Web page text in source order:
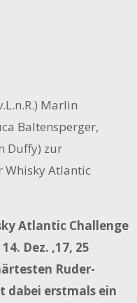
Marlin
Baltensperger,
Duffy) zur
Whisky Atlantic
Atlantic Challenge
Dez. ‚17, 25
Ruder-
dabei erstmals ein